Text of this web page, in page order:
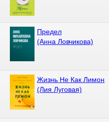
Предел
(Анна Ловчикова)
Жизнь Не Как Лимон
(Лия Луговая)